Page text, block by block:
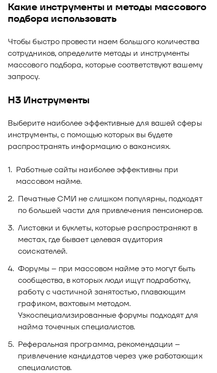
Какие инструменты и методы массового
подбора использовать
Чтобы быстро провести наем большого количества
сотрудников, определите методы и инструменты
массового подбора, которые соответствуют вашему
запросу.
Н3 Инструменты
Выберите наиболее эффективные для вашей сферы
инструменты, с помощью которых вы будете
распространять информацию о вакансиях.
Работные сайты наиболее эффективны при
массовом найме.
Печатные СМИ не слишком популярны, подходят
по большей части для привлечения пенсионеров.
Листовки и буклеты, которые распространяют в
местах, где бывает целевая аудитория
соискателей.
Форумы – при массовом найме это могут быть
сообщества, в которых люди ищут подработку,
работу с частичной занятостью, плавающим
графиком, вахтовым методом.
Узкоспециализированные форумы подходят для
найма точечных специалистов.
Реферальная программа, рекомендации –
привлечение кандидатов через уже работающих
специалистов.